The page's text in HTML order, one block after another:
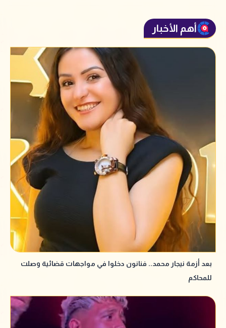
أهم الأخبار
بعد أزمة نيجار محمد.. فنانون دخلوا في مواجهات قضائية وصلت
للمحاكم